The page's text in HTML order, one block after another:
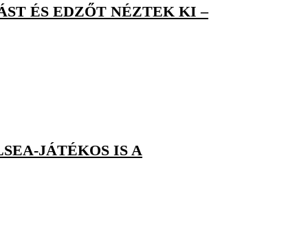
ÉS EDZŐT NÉZTEK KI –
JÁTÉKOS IS A